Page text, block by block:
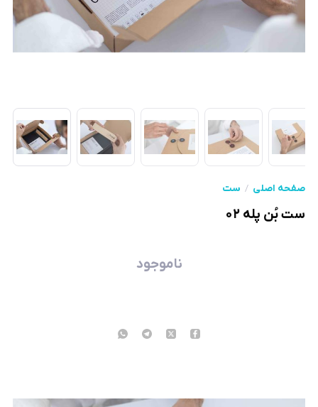
صفحه اصلی ست
ست بُن پله ۰۲
ناموجود